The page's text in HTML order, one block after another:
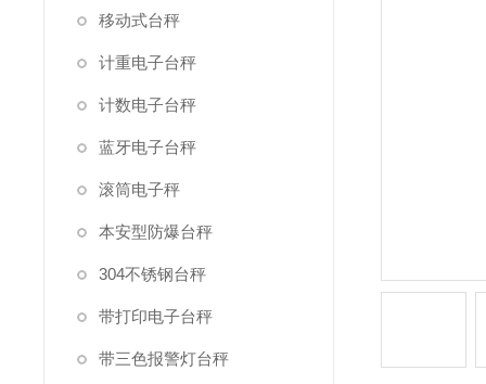
移动式台秤
计重电子台秤
计数电子台秤
蓝牙电子台秤
滚筒电子秤
本安型防爆台秤
304不锈钢台秤
带打印电子台秤
带三色报警灯台秤